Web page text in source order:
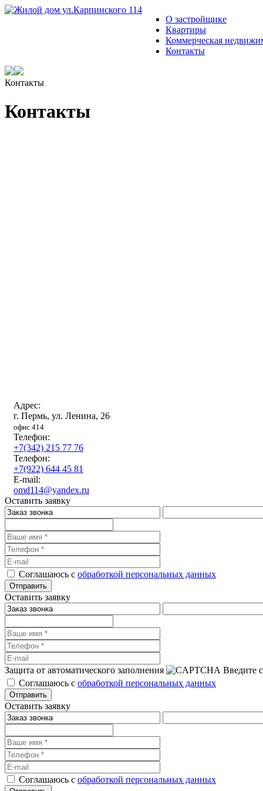
Жилой дом ул.Карпинского 114
О застройщике
Квартиры
Коммерческая
Контакты
Контакты
Контакты
Адрес:
г. Пермь, ул. Ленина, 26
офис 414
Телефон:
+7(342) 215 77 76
Телефон:
+7(922) 644 45 81
E-mail:
omd114@yandex.ru
Оставить заявку
Соглашаюсь с обработкой персональных данных
Оставить заявку
Защита от автоматического заполнения Введите
Соглашаюсь с обработкой персональных данных
Оставить заявку
Соглашаюсь с обработкой персональных данных